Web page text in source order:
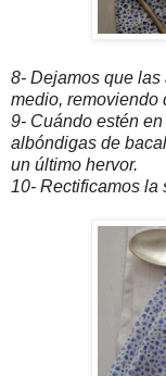
8- Dejamos que
medio, removiendo
9- Cuándo estén
albóndigas de
un último hervor.
10- Rectificamos la